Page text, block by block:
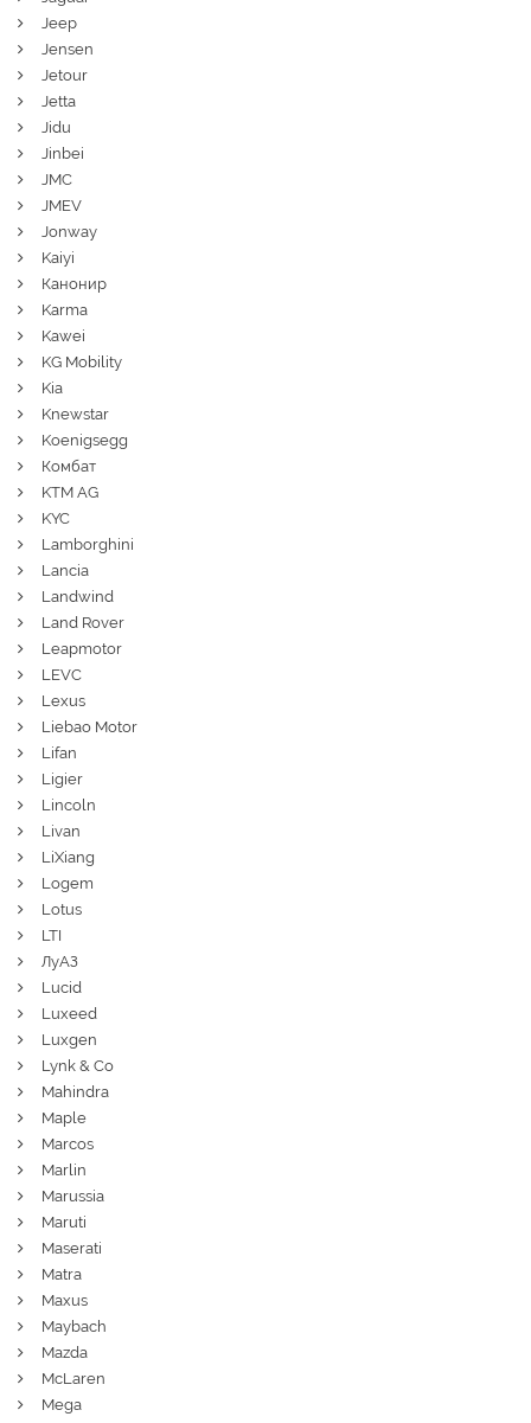
Jeep
Jensen
Jetour
Jetta
Jidu
Jinbei
JMC
JMEV
Jonway
Kaiyi
Канонир
Karma
Kawei
KG Mobility
Kia
Knewstar
Koenigsegg
Комбат
KTM AG
KYC
Lamborghini
Lancia
Landwind
Land Rover
Leapmotor
LEVC
Lexus
Liebao Motor
Lifan
Ligier
Lincoln
Livan
LiXiang
Logem
Lotus
LTI
ЛуАЗ
Lucid
Luxeed
Luxgen
Lynk & Co
Mahindra
Maple
Marcos
Marlin
Marussia
Maruti
Maserati
Matra
Maxus
Maybach
Mazda
McLaren
Mega